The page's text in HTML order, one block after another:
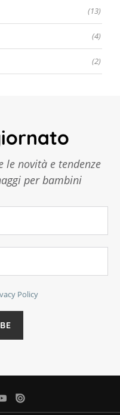
(13)
(4)
(2)
le novità e tendenze
per bambini
Policy